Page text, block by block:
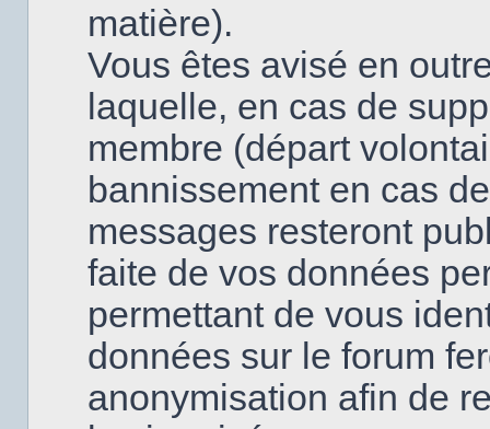
matière).
Vous êtes avisé en
laquelle, en cas de
membre (départ
bannissement en cas
messages resteront
faite de vos données
permettant de vous
données sur le forum
anonymisation afin de